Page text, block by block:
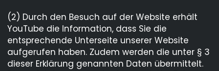
(2) Durch den Besuch auf der Website erhält
YouTube die Information, dass Sie die
entsprechende Unterseite unserer Website
aufgerufen haben. Zudem werden die unter § 3
dieser Erklärung genannten Daten übermittelt.